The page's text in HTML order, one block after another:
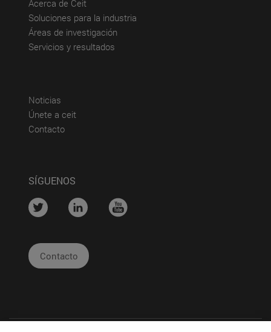
Acerca de Ceit(abre en nueva ventana)
Soluciones para la industria
Áreas de investigación
Servicios y resultados
Noticias
Únete a ceit(abre en nueva ventana)
Contacto(abre en nueva ventana)
SÍGUENOS
.... .... ....
Contacto